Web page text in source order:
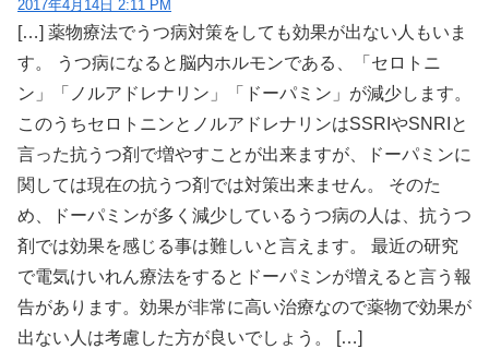
2017年4月14日 2:11 PM
[…] 薬物療法でうつ病対策をしても効果が出ない人もいま
す。 うつ病になると脳内ホルモンである、「セロトニ
ン」「ノルアドレナリン」「ドーパミン」が減少します。
このうちセロトニンとノルアドレナリンはSSRIやSNRIと
言った抗うつ剤で増やすことが出来ますが、ドーパミンに
関しては現在の抗うつ剤では対策出来ません。 そのた
め、ドーパミンが多く減少しているうつ病の人は、抗うつ
剤では効果を感じる事は難しいと言えます。 最近の研究
で電気けいれん療法をするとドーパミンが増えると言う報
告があります。効果が非常に高い治療なので薬物で効果が
出ない人は考慮した方が良いでしょう。 […]